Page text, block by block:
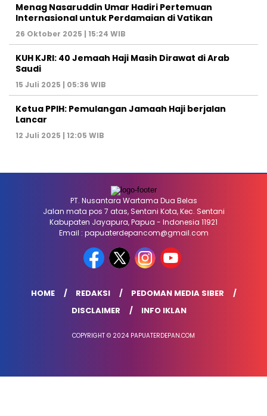
Menag Nasaruddin Umar Hadiri Pertemuan
Internasional untuk Perdamaian di Vatikan
26 Oktober 2025 | 15:24 WIB
KUH KJRI: 40 Jemaah Haji Masih Dirawat di Arab
Saudi
15 Juli 2025 | 05:36 WIB
Ketua PPIH: Pemulangan Jamaah Haji berjalan
Lancar
12 Juli 2025 | 12:05 WIB
PT. Nusantara Wartama Dua Belas
Jalan mata pos 7 atas, Sentani Kota, Kec. Sentani
Kabupaten Jayapura, Papua - Indonesia 11921
Email : papuaterdepancom@gmail.com
HOME REDAKSI
PEDOMAN MEDIA SIBER
DISCLAIMER
INFO IKLAN
COPYRIGHT © 2024 PAPUATERDEPAN.COM